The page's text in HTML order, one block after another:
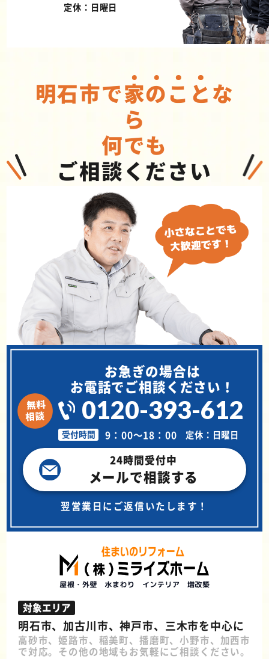
定休：日曜日
明石市で家のこ とな
ら
何でも
ご相談ください
お急ぎの場合は
お電話でご相談ください！
0120-393-612
受付時間 9：00～18：00 定休：日曜日
24時間受付中
メールで相談する
翌営業日にご返信いたします！
対象エリア
明石市、加古川市、神戸市、三木市を中心に
高砂市、姫路市、稲美町、播磨町、小野市、加西市
で対応。その他の地域もお気軽にご相談ください。